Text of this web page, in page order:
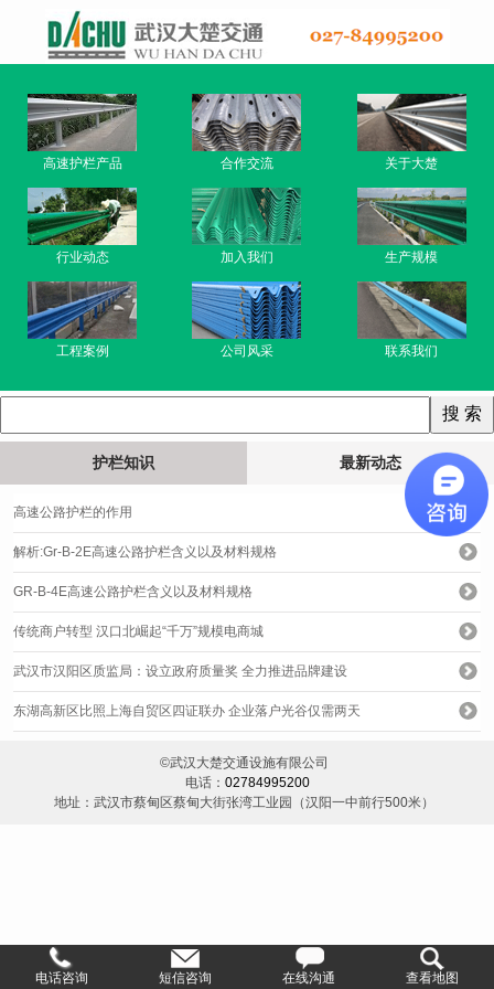
高速护栏产品 合作交流 关于大楚
行业动态 加入我们 生产规模
工程案例 公司风采 联系我们
护栏知识 最新动态
高速公路护栏的作用
解析:Gr-B-2E高速公路护栏含义以及材料规格
GR-B-4E高速公路护栏含义以及材料规格
传统商户转型 汉口北崛起“千万”规模电商城
武汉市汉阳区质监局：设立政府质量奖 全力推进品牌建设
东湖高新区比照上海自贸区四证联办 企业落户光谷仅需两天
©武汉大楚交通设施有限公司
电话： 02784995200
地址：武汉市蔡甸区蔡甸大街张湾工业园（汉阳一中前行500米）
电话咨询 短信咨询 在线沟通 查看地图